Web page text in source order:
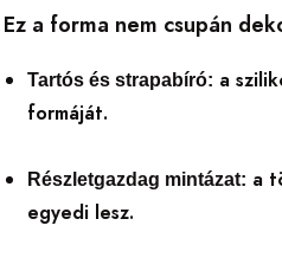
Ez a forma nem csupán
Tartós és strapabíró: a
formáját.
Részletgazdag mintázat: a
egyedi lesz.